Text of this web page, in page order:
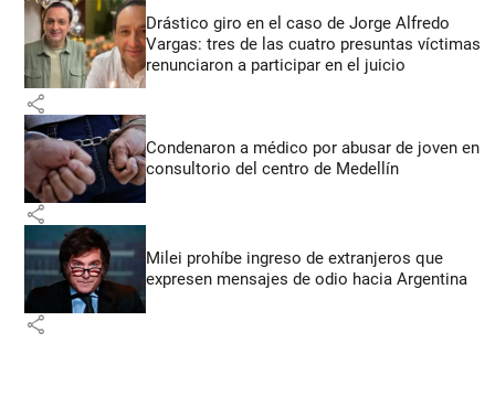
Drástico giro en el caso de Jorge Alfredo
Vargas: tres de las cuatro presuntas víctimas
renunciaron a participar en el juicio
share
Condenaron a médico por abusar de joven en
consultorio del centro de Medellín
share
Milei prohíbe ingreso de extranjeros que
expresen mensajes de odio hacia Argentina
share